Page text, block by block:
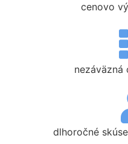
cenovo
nezáväzná
dlhoročné